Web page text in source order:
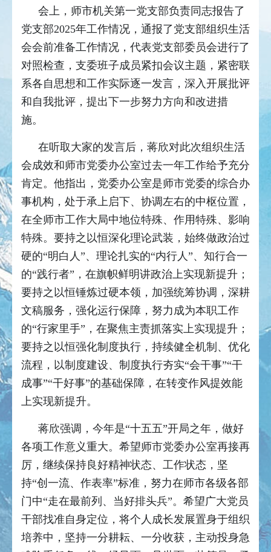
会上，师市机关第一党支部负责同志报告了
党支部2025年工作情况，通报了党支部组织生活
会会前准备工作情况，代表党支部委员会进行了
对照检查，支委班子成员紧扣会议主题，紧密联
系各自思想和工作实际逐一发言，深入开展批评
和自我批评，提出下一步努力方向和改进措
施。
在听取大家的发言后，蒋欣对此次组织生活
会成效和师市党委办公室过去一年工作给予充分
肯定。他指出，党委办公室是师市党委的综合办
事机构，处于承上启下、协调左右的中枢位置，
在全师市工作大局中地位特殊、作用特殊、影响
特殊。要持之以恒深化理论武装，始终做政治过
硬的“明白人”、理论扎实的“内行人”、知行合一
的“践行者”，在旗帜鲜明讲政治上实现新提升；
要持之以恒锤炼过硬本领，加强统筹协调，深耕
文稿服务，强化运行保障，努力成为本职工作
的“行家里手”，在聚焦主责抓落实上实现提升；
要持之以恒强化制度执行，持续健全机制、优化
流程，以制度建设、制度执行夯实“会干事”“干
成事”“干好事”的基础保障，在转变作风提效能
上实现新提升。
蒋欣强调，今年是“十五五”开局之年，做好
各项工作意义重大。希望师市党委办公室再接再
厉，继续保持良好精神状态、工作状态，坚
持“创一流、作表率”标准，努力在师市各级各部
门中“走在最前列、当好排头兵”。希望广大党员
干部找准自身定位，将个人成长发展置身于组织
培养中，坚持一分耕耘、一分收获，主动投身急